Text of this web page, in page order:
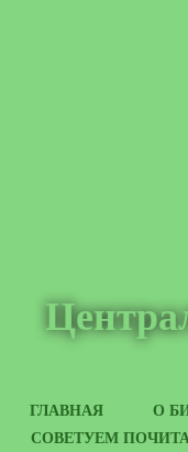
ГЛАВНАЯ О
СОВЕТУЕМ